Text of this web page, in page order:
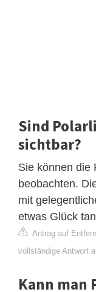
Sind
sichtbar?
Sie können die
beobachten.
mit
etwas Glück
Antrag auf
vollständige Antwort
Kann man